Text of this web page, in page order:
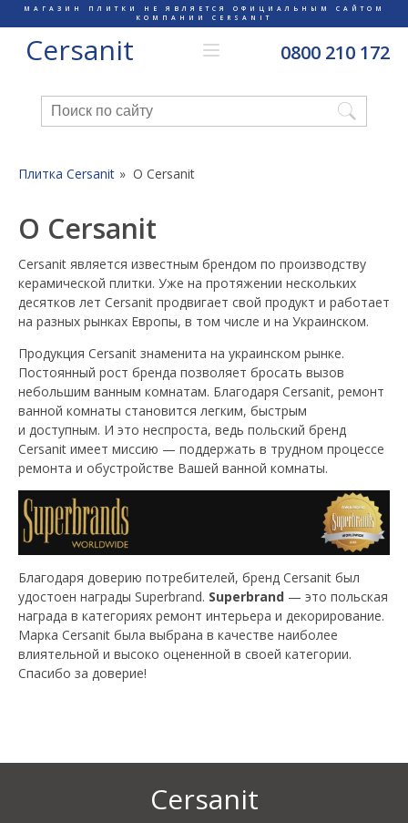
МАГАЗИН ПЛИТКИ НЕ ЯВЛЯЕТСЯ ОФИЦИАЛЬНЫМ САЙТОМ
КОМПАНИИ CERSANIT
Cersanit 0800 210 172
Плитка Cersanit О Cersanit
О Cersanit
Cersanit является известным брендом по производству
керамической плитки. Уже на протяжении нескольких
десятков лет Cersanit продвигает свой продукт и работает
на разных рынках Европы, в том числе и на Украинском.
Продукция Cersanit знаменита на украинском рынке.
Постоянный рост бренда позволяет бросать вызов
небольшим ванным комнатам. Благодаря Cersanit, ремонт
ванной комнаты становится легким, быстрым
и доступным. И это неспроста, ведь польский бренд
Cersanit имеет миссию — поддержать в трудном процессе
ремонта и обустройстве Вашей ванной комнаты.
Благодаря доверию потребителей, бренд Cersanit был
удостоен награды Superbrand. Superbrand — это польская
награда в категориях ремонт интерьера и декорирование.
Марка Cersanit была выбрана в качестве наиболее
влиятельной и высоко оцененной в своей категории.
Спасибо за доверие!
Cersanit